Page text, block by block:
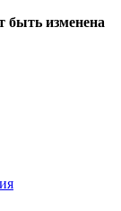
быть изменена